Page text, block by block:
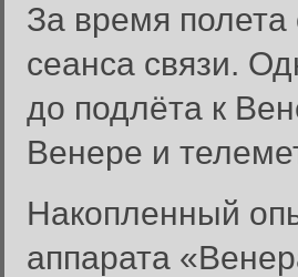
За время
сеанса связи.
до подлёта к
Венере и
Накопленный
аппарата